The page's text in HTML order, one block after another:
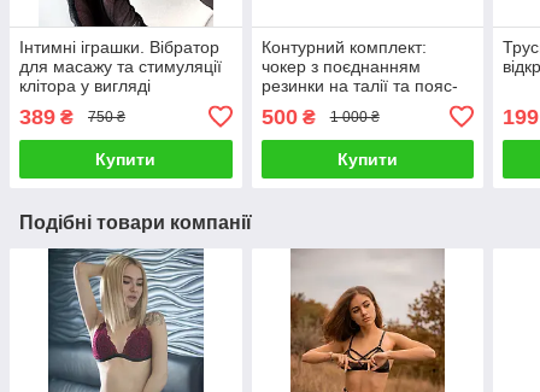
Інтимні іграшки. Вібратор
для масажу та стимуляції
клітора у вигляді
389 ₴ 750 ₴
Купити
Контурний комплект:
чокер з поєднанням
резинки на талії та пояс-
гартерами бренду SLEELS
500₴ 1 000 ₴
Купити
199
Подібні товари компанії